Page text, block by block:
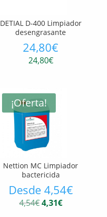
DETIAL D-400 Limpiador
desengrasante
24,80€
24,80€
¡Oferta!
Nettion MC Limpiador
bactericida
Desde 4,54€
4,54€El
4,31€El